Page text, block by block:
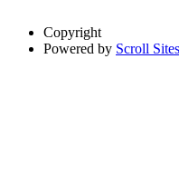
Copyright
Powered by Scroll Sites